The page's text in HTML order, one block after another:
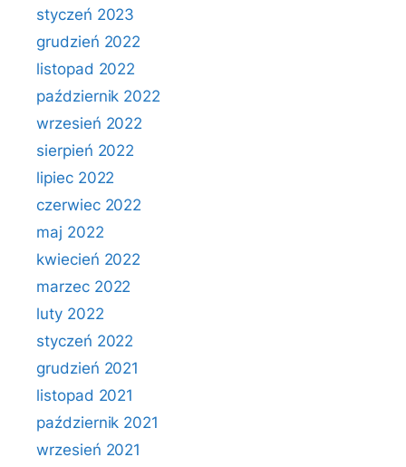
styczeń 2023
grudzień 2022
listopad 2022
październik 2022
wrzesień 2022
sierpień 2022
lipiec 2022
czerwiec 2022
maj 2022
kwiecień 2022
marzec 2022
luty 2022
styczeń 2022
grudzień 2021
listopad 2021
październik 2021
wrzesień 2021